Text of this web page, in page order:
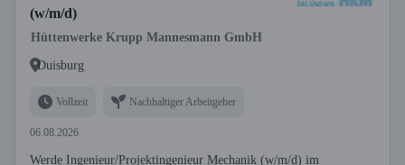
(w/m/d)
Hüttenwerke Krupp Mannesmann GmbH
Duisburg
Vollzeit Nachhaltiger Arbeitgeber
06.08.2026
Werde Ingenieur/Projektingenieur Mechanik (w/m/d) im